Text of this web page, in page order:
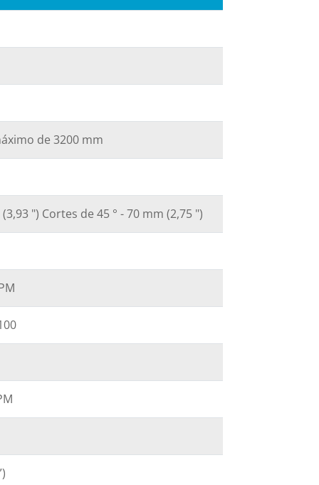
de 3200 mm
") Cortes de 45 ° - 70 mm (2,75 ")